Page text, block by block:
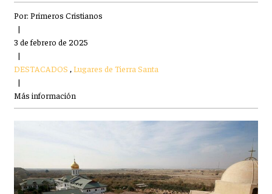
Por: Primeros Cristianos
|
3 de febrero de 2025
|
DESTACADOS ,Lugares de Tierra Santa
|
Más información